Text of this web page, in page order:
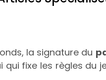
la signature du
qui fixe les règles du